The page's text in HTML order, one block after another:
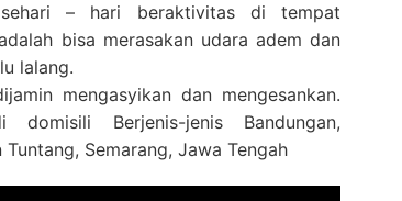
– hari beraktivitas di tempat
bisa merasakan udara adem dan
lalang.
mengasyikan dan mengesankan.
Berjenis-jenis Bandungan,
Semarang, Jawa Tengah